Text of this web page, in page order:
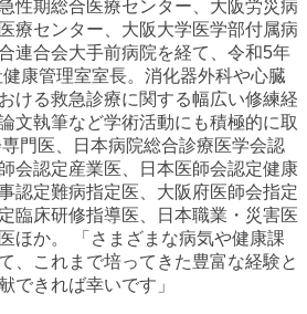
性期総合医療センター、大阪労災病
療センター、大阪大学医学部付属病
連合会大手前病院を経て、令和5年
康管理室室長。消化器外科や心臓
ける救急診療に関する幅広い修練経
文執筆など学術活動にも積極的に取
門医、日本病院総合診療医学会認
会認定産業医、日本医師会認定健康
認定難病指定医、大阪府医師会指定
臨床研修指導医、日本職業・災害医
ほか。 「さまざまな病気や健康課
、これまで培ってきた豊富な経験と
できれば幸いです」